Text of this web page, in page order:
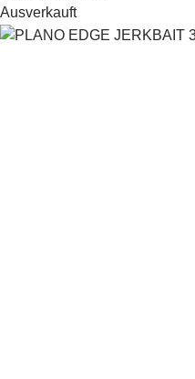
Ausverkauft